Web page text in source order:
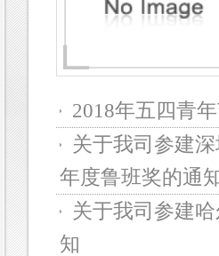
2018年五四青
关于我司参建
年度鲁班奖的通
关于我司参建
知